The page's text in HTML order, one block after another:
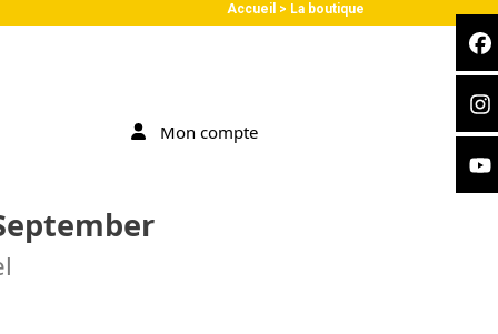
Accueil La boutique
Mon compte